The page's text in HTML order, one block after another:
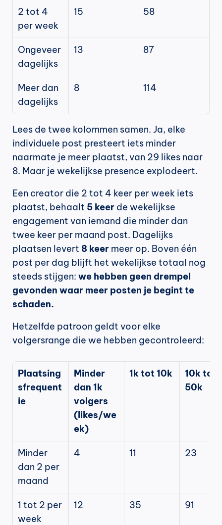
2 tot 4
per week
15 58
Ongeveer
dagelijks
13 87
Meer dan
dagelijks
8 114
Lees de twee kolommen samen. Ja, elke
individuele post presteert iets minder
naarmate je meer plaatst, van 29 likes naar
8. Maar je wekelijkse presence explodeert.
Een creator die 2 tot 4 keer per week iets
plaatst, behaalt 5 keer de wekelijkse
engagement van iemand die minder dan
twee keer per maand post. Dagelijks
plaatsen levert 8 keer meer op. Boven één
post per dag blijft het wekelijkse totaal nog
steeds stijgen: we hebben geen drempel
gevonden waar meer posten je begint te
schaden.
Hetzelfde patroon geldt voor elke
volgersrange die we hebben gecontroleerd:
Plaatsing
sfrequent
ie
Minder
dan 1k
volgers
(likes/we
ek)
1k tot 10k
10k to
50k
Minder
dan 2 per
maand
4 11 23
1 tot 2 per
week
12 35 91